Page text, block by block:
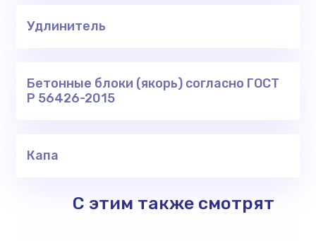
Удлинитель
Бетонные блоки (якорь) согласно ГОСТ
Р 56426-2015
Капа
С этим также смотрят